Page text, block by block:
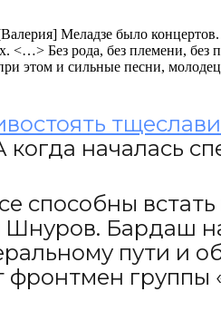
[Валерия] Меладзе было
<…> Без рода, без племени,
этом и сильные песни,
когда началась
способны
Шнуров. Бардаш
пути и
группы